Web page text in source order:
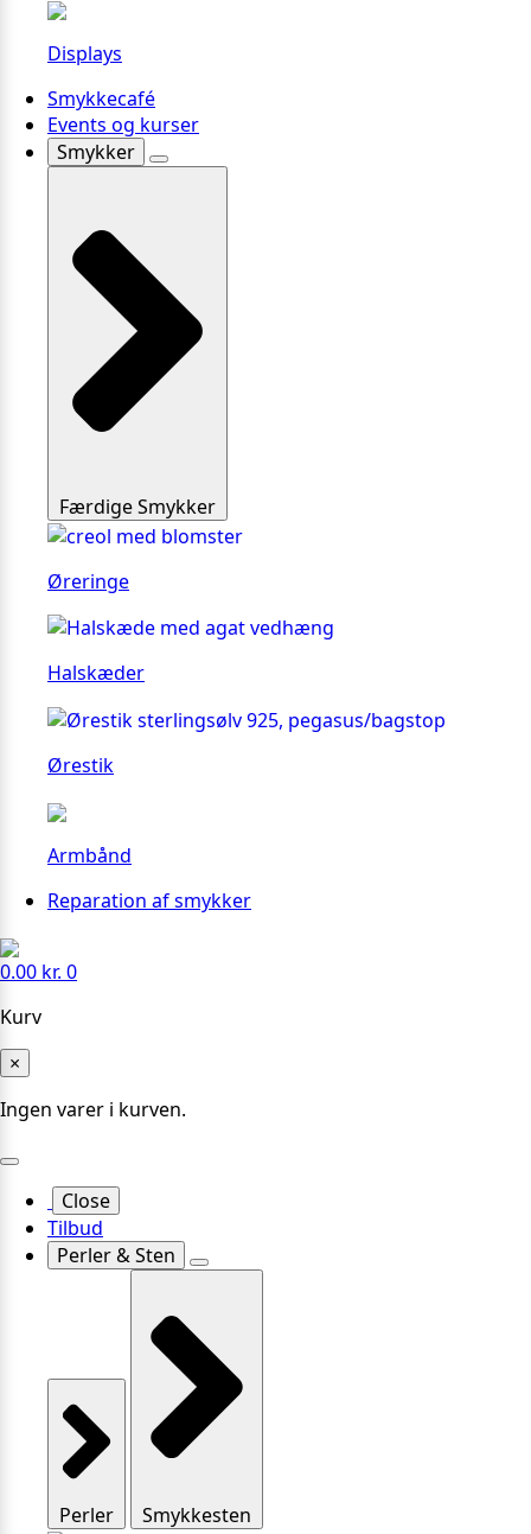
Displays
Smykkecafé
Events og kurser
Smykker
Færdige Smykker
Øreringe
Halskæder
Ørestik
Armbånd
Reparation af smykker
0.00 kr. 0
Kurv
×
Ingen varer i kurven.
Close
Tilbud
Perler & Sten
Perler Smykkesten